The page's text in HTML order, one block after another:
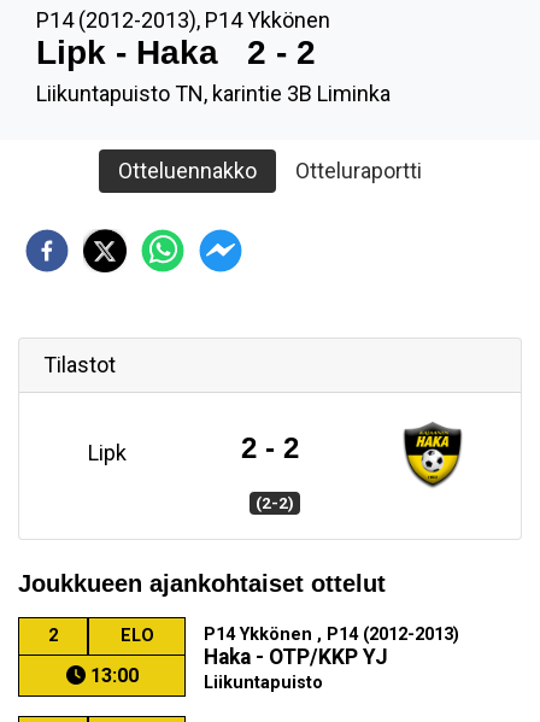
P14 (2012-2013), P14 Ykkönen
Lipk - Haka 2 - 2
Liikuntapuisto TN, karintie 3B Liminka
Otteluennakko Otteluraportti
Tilastot
Lipk 2 - 2
(2-2)
Joukkueen ajankohtaiset ottelut
2 ELO
13:00
P14 Ykkönen , P14 (2012-2013)
Haka - OTP/KKP YJ
Liikuntapuisto